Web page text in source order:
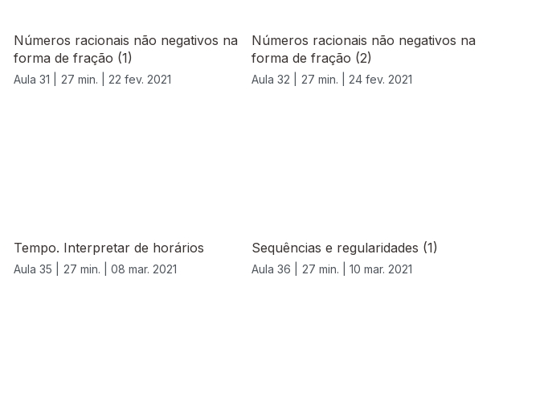
Números racionais não negativos na
forma de fração (1)
Aula 31 | 27 min. | 22 fev. 2021
Números racionais não negativos na
forma de fração (2)
Aula 32 | 27 min. | 24 fev. 2021
Tempo. Interpretar de horários
Aula 35 | 27 min. | 08 mar. 2021
Sequências e regularidades (1)
Aula 36 | 27 min. | 10 mar. 2021